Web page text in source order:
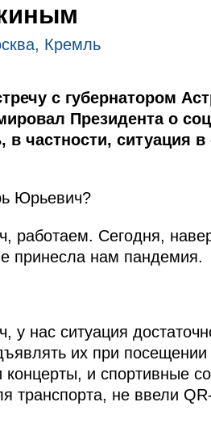
Кремль
с губернатором
Президента о
частности, ситуация
Юрьевич?
работаем. Сегодня,
принесла нам пандемия.
у нас ситуация
их при посещении
и спортивные
транспорта, не ввели